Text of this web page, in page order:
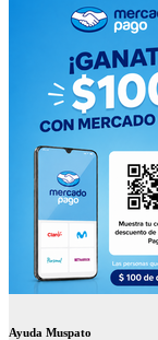
Ayuda Muspato